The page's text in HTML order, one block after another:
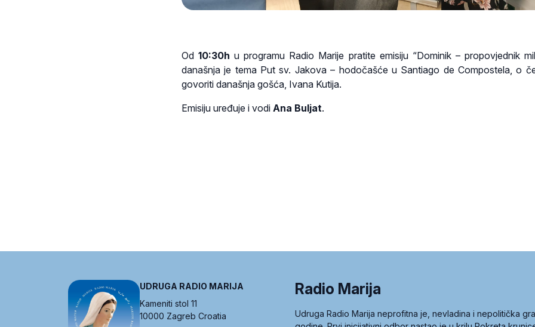
Od10:30h u programu Radio Marije pratite emisiju “Dominik – propovjednik
današnja je tema Put sv. Jakova – hodočašće u Santiago de Compostela, o
govoriti današnja gošća, Ivana Kutija.
Emisiju uređuje i vodi Ana Buljat.
UDRUGA RADIO MARIJA
Kameniti stol 11
10000 Zagreb Croatia
Radio Marija
Udruga Radio Marija neprofitna je, nevladina i nepolitička